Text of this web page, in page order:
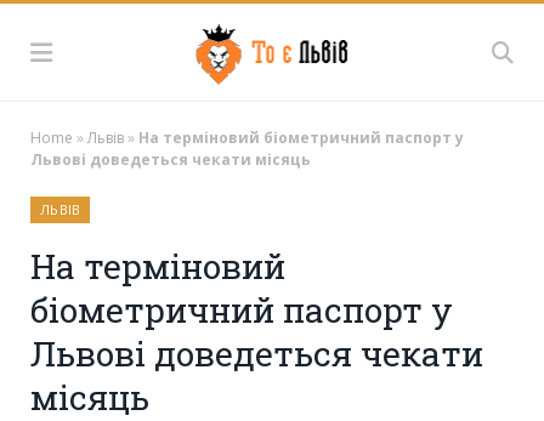
Home »Львів» На терміновий біометричний паспорт у
Львові доведеться чекати місяць
ЛЬВІВ
На терміновий
біометричний паспорт у
Львові доведеться чекати
місяць